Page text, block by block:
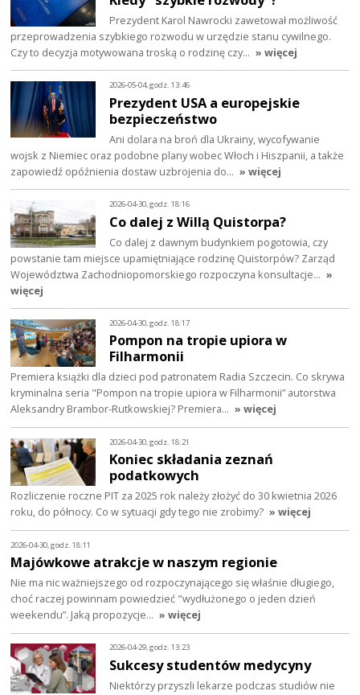
Prezydent Karol Nawrocki zawetował możliwość
przeprowadzenia szybkiego rozwodu w urzędzie stanu cywilnego.
Czy to decyzja motywowana troską o rodzinę czy… » więcej
2026-05-04, godz. 13:46
Prezydent USA a europejskie
bezpieczeństwo
Ani dolara na broń dla Ukrainy, wycofywanie
wojsk z Niemiec oraz podobne plany wobec Włoch i Hiszpanii, a także
zapowiedź opóźnienia dostaw uzbrojenia do… » więcej
2026-04-30, godz. 18:16
Co dalej z Willą Quistorpa?
Co dalej z dawnym budynkiem pogotowia, czy
powstanie tam miejsce upamiętniające rodzinę Quistorpów? Zarząd
Województwa Zachodniopomorskiego rozpoczyna konsultacje… »
więcej
2026-04-30, godz. 18:17
Pompon na tropie upiora w
Filharmonii
Premiera książki dla dzieci pod patronatem Radia Szczecin. Co skrywa
kryminalna seria "Pompon na tropie upiora w Filharmonii” autorstwa
Aleksandry Brambor-Rutkowskiej? Premiera… » więcej
2026-04-30, godz. 18:21
Koniec składania zeznań
podatkowych
Rozliczenie roczne PIT za 2025 rok należy złożyć do 30 kwietnia 2026
roku, do północy. Co w sytuacji gdy tego nie zrobimy? » więcej
2026-04-30, godz. 18:11
Majówkowe atrakcje w naszym regionie
Nie ma nic ważniejszego od rozpoczynającego się właśnie długiego,
choć raczej powinnam powiedzieć "wydłużonego o jeden dzień
weekendu”. Jaką propozycje… » więcej
2026-04-29, godz. 13:23
Sukcesy studentów medycyny
Niektórzy przyszli lekarze podczas studiów nie